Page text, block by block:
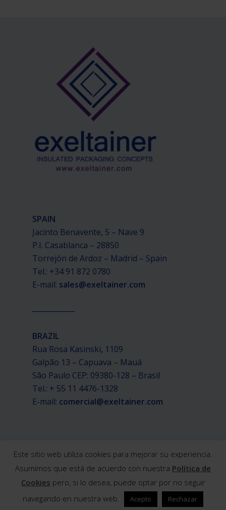
SPAIN
Jacinto Benavente, 5 – Nave 9
P.I. Casablanca – 28850
Torrejón de Ardoz – Madrid – Spain
Tel.: +34 91 872 0780
E-mail: sales@exeltainer.com
BRAZIL
Rua Rosa Kasinski, 1109
Galpão 13 – Capuava – Mauá
São Paulo CEP: 09380-128 – Brasil
Tel.: + 55 11 4476-1328
E-mail: comercial@exeltainer.com
© 2019 Exeltainer / Design e desenvolvimento:
Este sitio web utiliza cookies para mejorar su experiencia.
Asumimos que está de acuerdo con nuestra Política de
Cookies pero, si lo desea, puede optar por no seguir
navegando en nuestra web.
Acepto Rechazar